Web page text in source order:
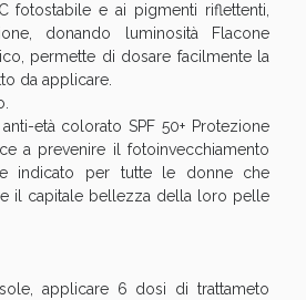
fotostabile e ai pigmenti riflettenti,
donando luminosità Flacone
permette di dosare facilmente la
da applicare.
età colorato SPF 50+ Protezione
a prevenire il fotoinvecchiamento
indicato per tutte le donne che
il capitale bellezza della loro pelle
applicare 6 dosi di trattameto
Sconti fino al 45% oggi!